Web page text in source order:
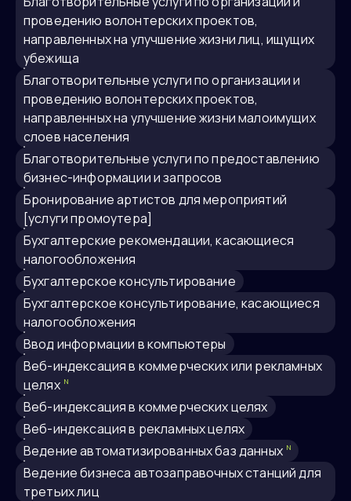
проведению волонтерских проектов,
направленных на улучшение жизни лиц, ищущих
убежища
благотворительные услуги по организации и
проведению волонтерских проектов,
направленных на улучшение жизни малоимущих
слоев населения
благотворительные услуги по предоставлению
бизнес-информации и запросов
бронирование артистов для мероприятий
[услуги промоутера]
Бухгалтерские рекомендации, касающиеся
налогообложения
Бухгалтерское консультирование
Бухгалтерское консультирование, касающиеся
налогообложения
ввод информации в компьютеры
веб-индексация в коммерческих или рекламных
целях N
веб-индексация в коммерческих целях
веб-индексация в рекламных целях
ведение автоматизированных баз данных N
ведение бизнеса автозаправочных станций для
третьих лиц